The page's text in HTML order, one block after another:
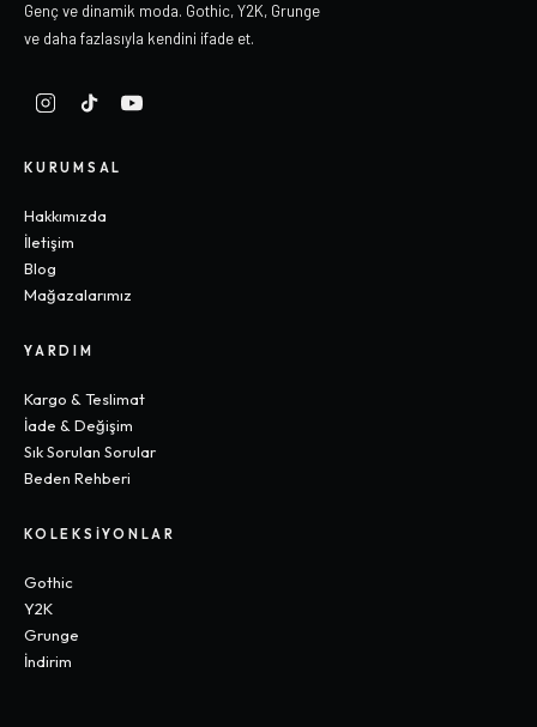
Genç ve dinamik moda. Gothic, Y2K, Grunge
ve daha fazlasıyla kendini ifade et.
KURUMSAL
Hakkımızda
İletişim
Blog
Mağazalarımız
YARDIM
Kargo & Teslimat
İade & Değişim
Sık Sorulan Sorular
Beden Rehberi
KOLEKSIYONLAR
Gothic
Y2K
Grunge
İndirim